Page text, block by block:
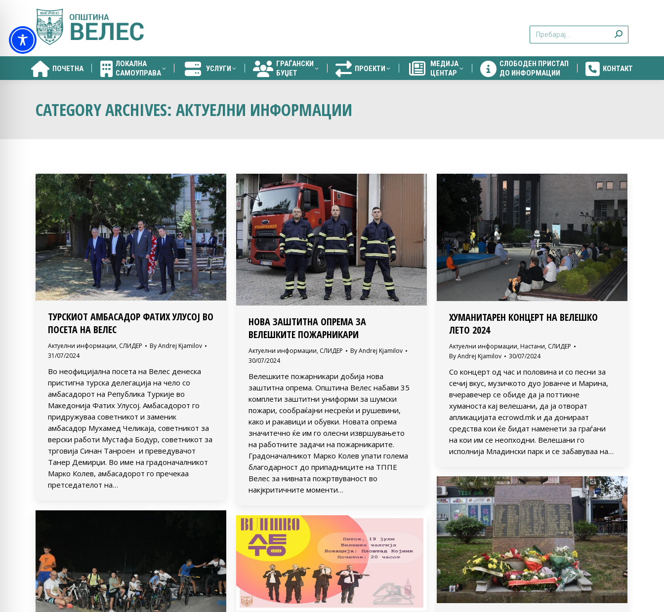
ПОЧЕТНА
ЛОКАЛНА
САМОУПРАВА
УСЛУГИ
ГРАЃАНСКИ
БУЏЕТ
ПРОЕКТИ
МЕДИЈА
ЦЕНТАР
СЛОБОДЕН ПРИСТАП
ДО ИНФОРМАЦИИ
КОНТАКТ
CATEGORY ARCHIVES: АКТУЕЛНИ ИНФОРМАЦИИ
ТУРСКИОТ АМБАСАДОР ФАТИХ УЛУСОЈ ВО
ПОСЕТА НА ВЕЛЕС
Актуелни информации, СЛИДЕР ByAndrej Kjamilov
31/07/2024
Во неофицијална посета на Велес денеска
пристигна турска делегација на чело со
амбасадорот на Република Туркије во
Македонија Фатих Улусој. Амбасадорот го
придружуваа советникот и заменик
амбасадор Мухамед Челикаја, советникот за
верски работи Мустафа Бодур, советникот за
трговија Синан Танроен и преведувачот
Танер Демирџи. Во име на градоначалникот
Марко Колев, амбасадорот го пречекаа
претседателот на…
НОВА ЗАШТИТНА ОПРЕМА ЗА
ВЕЛЕШКИТЕ ПОЖАРНИКАРИ
Актуелни информации, СЛИДЕР ByAndrej Kjamilov
30/07/2024
Велешките пожарникари добија нова
заштитна опрема. Општина Велес набави 35
комплети заштитни униформи за шумски
пожари, сообраќајни несреќи и рушевини,
како и ракавици и обувки. Новата опрема
значитечно ќе им го олесни извршувањето
на работните задачи на пожарникарите.
Градоначалникот Марко Колев упати голема
благодарност до припадниците на ТППЕ
Велес за нивната пожртвуваност во
накјкритичните моменти…
ХУМАНИТАРЕН КОНЦЕРТ НА ВЕЛЕШКО
ЛЕТО 2024
Актуелни информации, Настани, СЛИДЕР
ByAndrej Kjamilov 30/07/2024
Со концерт од час и половина и со песни за
сечиј вкус, музичкото дуо Јованче и Марина,
вчеравечер се обиде да ја поттикне
хуманоста кај велешани, да ја отворат
апликацијата ecrowd.mk и да донираат
средства кои ќе бидат наменети за граѓани
на кои им се неопходни. Велешани го
исполнија Младински парк и се забавуваа на…
ПОЧЕТНА